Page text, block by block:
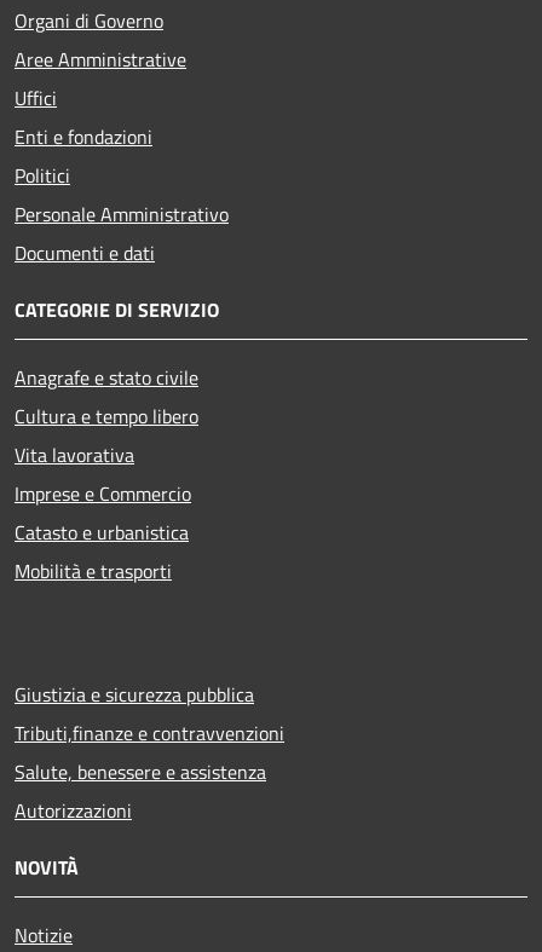
Organi di Governo
Aree Amministrative
Uffici
Enti e fondazioni
Politici
Personale Amministrativo
Documenti e dati
CATEGORIE DI SERVIZIO
Anagrafe e stato civile
Cultura e tempo libero
Vita lavorativa
Imprese e Commercio
Catasto e urbanistica
Mobilità e trasporti
Giustizia e sicurezza pubblica
Tributi,finanze e contravvenzioni
Salute, benessere e assistenza
Autorizzazioni
NOVITÀ
Notizie